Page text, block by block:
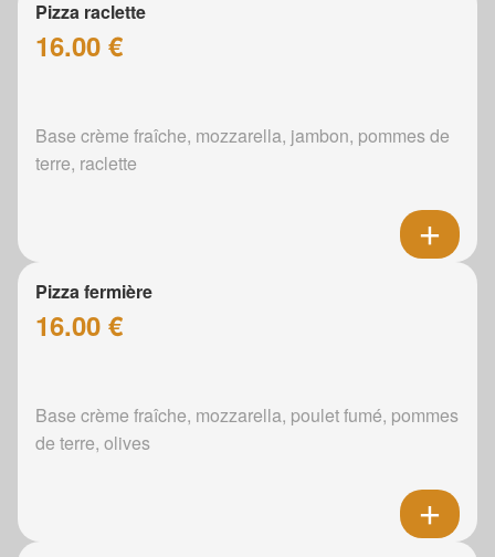
Pizza raclette
16.00 €
Base crème fraîche, mozzarella, jambon, pommes de
terre, raclette
Pizza fermière
16.00 €
Base crème fraîche, mozzarella, poulet fumé, pommes
de terre, olives